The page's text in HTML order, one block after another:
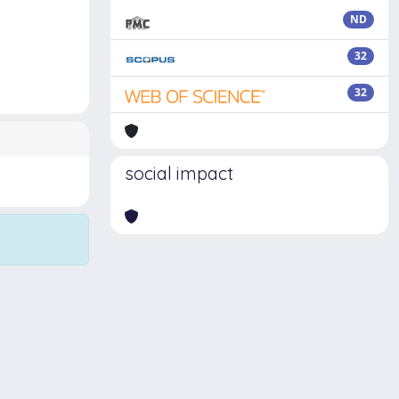
ND
32
32
social impact